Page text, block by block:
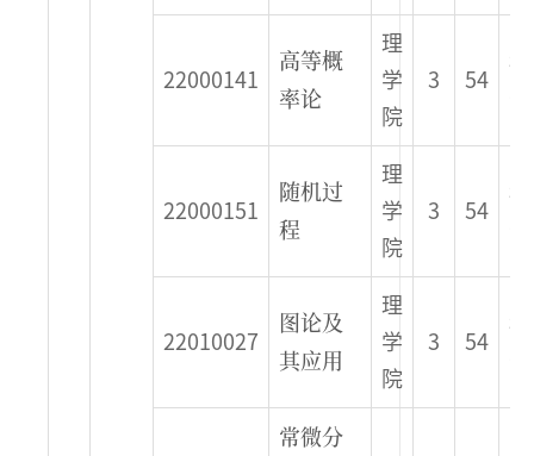
22000141
高等概
率论
理
学
院
3 54
秋
22000151
随机过
程
理
学
院
3 54
秋
22010027
图论及
其应用
理
学
院
3 54
秋
常微分